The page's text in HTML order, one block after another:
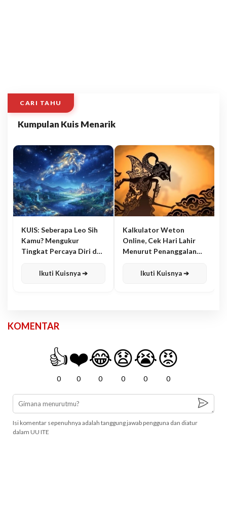
CARI TAHU
Kumpulan Kuis Menarik
KUIS: Seberapa Leo Sih
Kamu? Mengukur
Tingkat Percaya Diri dan
Ikuti Kuisnya ➔
Kalkulator Weton
Online, Cek Hari Lahir
Menurut Penanggalan
Ikuti Kuisnya ➔
KOMENTAR
👍
0
❤️
0
😂
0
😧
0
😭
0
😡
0
Isi komentar sepenuhnya adalah tanggung jawab pengguna dan diatur
dalam UU ITE